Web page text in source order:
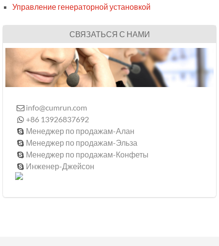
Управление генераторной установкой
СВЯЗАТЬСЯ С НАМИ
 info@cumrun.com
 +86 13926837692
 Менеджер по продажам-Алан
 Менеджер по продажам-Эльза
 Менеджер по продажам-Конфеты
 Инженер-Джейсон